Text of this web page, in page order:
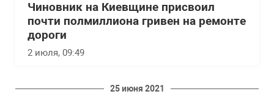
Чиновник на Киевщине присвоил
почти полмиллиона гривен на ремонте
дороги
2 июля, 09:49
25 июня 2021